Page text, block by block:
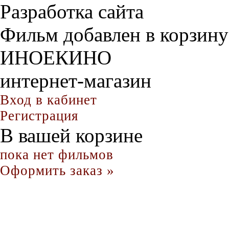
Разработка сайта
Фильм добавлен в корзину
ИНОЕКИНО
интернет-магазин
Вход в кабинет
Регистрация
В вашей корзине
пока нет фильмов
Оформить заказ »